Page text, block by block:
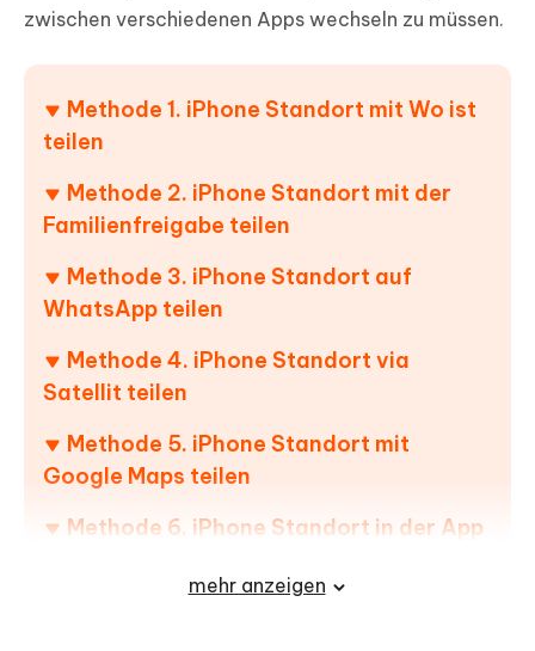
zwischen verschiedenen Apps wechseln zu müssen.
Methode 1. iPhone Standort mit Wo ist
teilen
Methode 2. iPhone Standort mit der
Familienfreigabe teilen
Methode 3. iPhone Standort auf
WhatsApp teilen
Methode 4. iPhone Standort via
Satellit teilen
Methode 5. iPhone Standort mit
Google Maps teilen
Methode 6. iPhone Standort in der App
mehr anzeigen